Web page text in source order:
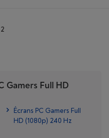
2
Gamers Full HD
Écrans PC Gamers Full
HD (1080p) 240 Hz